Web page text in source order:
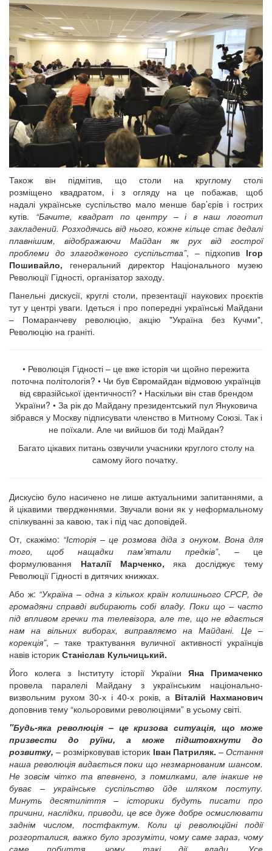
Також він підмітив, що столи на круглому столі
розміщено квадратом, і з огляду на це побажав, щоб
надалі українське суспільство мало менше бар’єрів і гострих
кутів. “Бачите, квадрат по центру – і в наш логотип
закладений. Розходячись від нього, кожне кільце стає дедалі
плавнішим, відображаючи Майдан як рух від гострої
проблеми до злагодженого суспільства”, – підхопив Ігор
Пошивайло, генеральний директор Національного музею
Революції Гідності, організатор заходу.
Панельні дискусії, круглі столи, презентації наукових проєктів
тут у центрі уваги. Ідеться і про попередні українські Майдани
– Помаранчеву революцію, акцію "Україна без Кучми",
Революцію на граніті.
• Революція Гідності – це вже історія чи щойно пережита
поточна політологія? • Чи був Євромайдан відмовою українців
від євразійської ідентичності? • Наскільки він став брендом
України? • За рік до Майдану президентський пул Януковича
зібрався у Москву підписувати членство в Митному Союзі. Так і
не поїхали. Але чи вийшов би тоді Майдан?
Багато цікавих питань озвучили учасники круглого столу на
самому його початку.
Дискусію було насичено не лише актуальними запитаннями, а
й цікавими твердженнями. Звучали вони як у неформальному
спілкуванні за кавою, так і під час доповідей.
От, скажімо: “Історія – це розмова діда з онуком. Вона для
того, щоб нащадки пам’ятали предків”, – це
формулювання Наталії Марченко, яка досліджує тему
Революції Гідності в дитячих книжках.
Або ж: “Україна – одна з кількох країн колишнього СРСР, де
громадяни справді вибирають собі владу. Поки що – часто
під впливом гречки та телевізора, але те, що не вдається
нам на вільних виборах, виправляємо на Майдані. Це –
корекція”, – таке трактування вуличної активності українців
навів історик Станіслав Кульчицький.
Його колега з Інституту історії України Яна Примаченко
провела паралелі Майдану з українським національно-
визвольним рухом 30-х і 40-х років, а Віталій Нахманович
доповнив тему “кольоровими революціями” в усьому світі.
"Будь-яка революція – це кризова ситуація, що може
призвести до руїни, а може підштовхнути до
розвитку, – розмірковував історик Іван Патриляк. –Остання
наша революція видається поки що незмарнованим шансом.
Не зовсім чітко та впевнено, з помилками, але інакше не
буває – українське суспільство йде шляхом поступу.
Минуть десятиліття – історики будуть писати про
причини, наслідки, приводи, це все дуже добре осмислювати
заднім числом, постфактум. Коли ці революційні події
розгорталися, важко було зрозуміти, чому саме зараз, чому
саме побиття, чому такі дії влади. Усе